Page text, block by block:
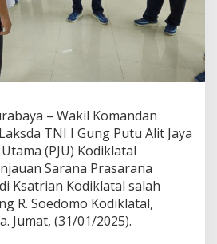
– Wakil Komandan
TNI I Gung Putu Alit Jaya
(PJU) Kodiklatal
Sarana Prasarana
Ksatrian Kodiklatal salah
R. Soedomo Kodiklatal,
Jumat, (31/01/2025).